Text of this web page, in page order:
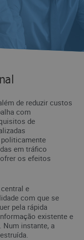
de reduzir custos
com
de
em tráfico
os efeitos
e
com que se
pela rápida
existente e
instante, a